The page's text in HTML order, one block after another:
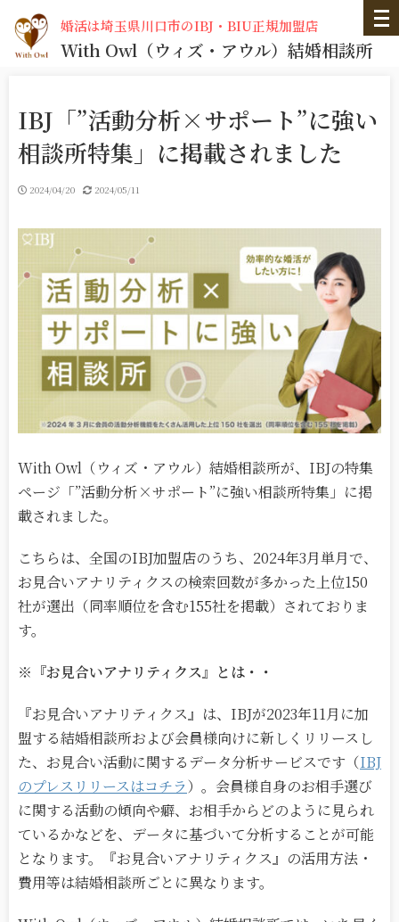
婚活は埼玉県川口市のIBJ・BIU正規加盟店
With Owl （ウィズ・アウル） 結婚相談所
IBJ「”活動分析×サポート”に強い
相談所特集」に掲載されました
2024/04/20 2024/05/11
With Owl（ウィズ・アウル）結婚相談所が、IBJの特集
ページ「”活動分析×サポート”に強い相談所特集」に掲
載されました。
こちらは、全国のIBJ加盟店のうち、2024年3月単月で、
お見合いアナリティクスの検索回数が多かった上位150
社が選出（同率順位を含む155社を掲載）されておりま
す。
※『お見合いアナリティクス』とは・・
『お見合いアナリティクス』は、IBJが2023年11月に加
盟する結婚相談所および会員様向けに新しくリリースし
た、お見合い活動に関するデータ分析サービスです（IBJ
のプレスリリースはコチラ）。会員様自身のお相手選び
に関する活動の傾向や癖、お相手からどのように見られ
ているかなどを、データに基づいて分析することが可能
となります。『お見合いアナリティクス』の活用方法・
費用等は結婚相談所ごとに異なります。